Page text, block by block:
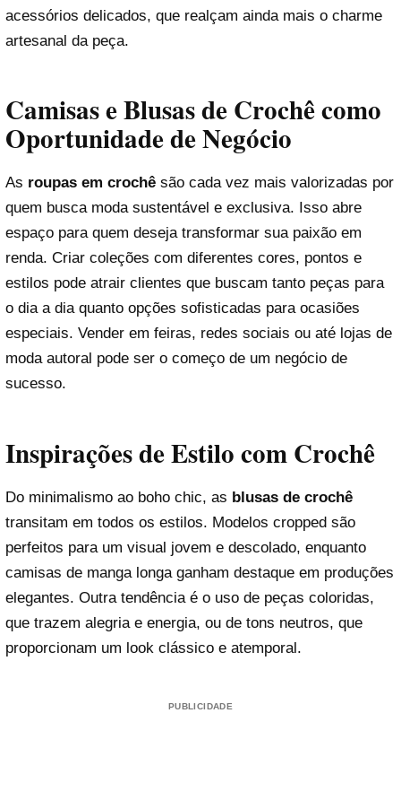
acessórios delicados, que realçam ainda mais o charme
artesanal da peça.
Camisas e Blusas de Crochê como
Oportunidade de Negócio
As roupas em crochê são cada vez mais valorizadas por
quem busca moda sustentável e exclusiva. Isso abre
espaço para quem deseja transformar sua paixão em
renda. Criar coleções com diferentes cores, pontos e
estilos pode atrair clientes que buscam tanto peças para
o dia a dia quanto opções sofisticadas para ocasiões
especiais. Vender em feiras, redes sociais ou até lojas de
moda autoral pode ser o começo de um negócio de
sucesso.
Inspirações de Estilo com Crochê
Do minimalismo ao boho chic, as blusas de crochê
transitam em todos os estilos. Modelos cropped são
perfeitos para um visual jovem e descolado, enquanto
camisas de manga longa ganham destaque em produções
elegantes. Outra tendência é o uso de peças coloridas,
que trazem alegria e energia, ou de tons neutros, que
proporcionam um look clássico e atemporal.
PUBLICIDADE